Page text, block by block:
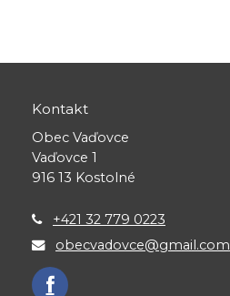
Kontakt
Obec Vaďovce
Vaďovce 1
916 13 Kostolné
+421 32 779 0223
obecvadovce@gmail.com